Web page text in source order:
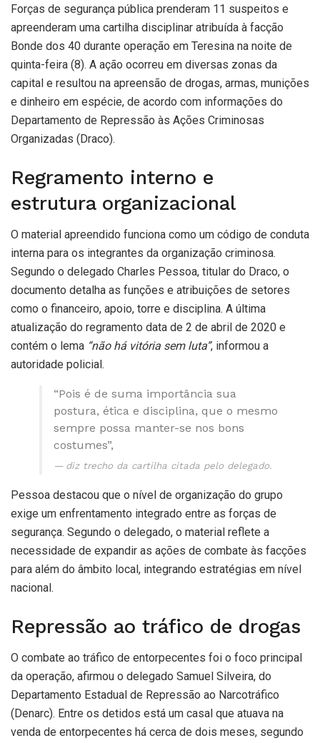
Forças de segurança pública prenderam 11 suspeitos e
apreenderam uma cartilha disciplinar atribuída à facção
Bonde dos 40 durante operação em Teresina na noite de
quinta-feira (8). A ação ocorreu em diversas zonas da
capital e resultou na apreensão de drogas, armas, munições
e dinheiro em espécie, de acordo com informações do
Departamento de Repressão às Ações Criminosas
Organizadas (Draco).
Regramento interno e
estrutura organizacional
O material apreendido funciona como um código de conduta
interna para os integrantes da organização criminosa.
Segundo o delegado Charles Pessoa, titular do Draco, o
documento detalha as funções e atribuições de setores
como o financeiro, apoio, torre e disciplina. A última
atualização do regramento data de 2 de abril de 2020 e
contém o lema “não há vitória sem luta”, informou a
autoridade policial.
“Pois é de suma importância sua
postura, ética e disciplina, que o mesmo
sempre possa manter-se nos bons
costumes”,
diz trecho da cartilha citada pelo delegado.
Pessoa destacou que o nível de organização do grupo
exige um enfrentamento integrado entre as forças de
segurança. Segundo o delegado, o material reflete a
necessidade de expandir as ações de combate às facções
para além do âmbito local, integrando estratégias em nível
nacional.
Repressão ao tráfico de drogas
O combate ao tráfico de entorpecentes foi o foco principal
da operação, afirmou o delegado Samuel Silveira, do
Departamento Estadual de Repressão ao Narcotráfico
(Denarc). Entre os detidos está um casal que atuava na
venda de entorpecentes há cerca de dois meses, segundo